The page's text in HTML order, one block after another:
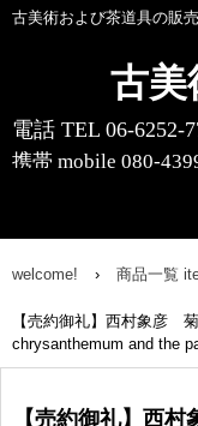
古美
古美術および茶道具の販
電話 TEL 06-6252-
携帯 mobile 080-
〒541-0055 大阪市中央
10 船場センタービル
welcome! › 商品一覧
【売約御礼】西村象彦
chrysanthemum and the
【売約御礼】西